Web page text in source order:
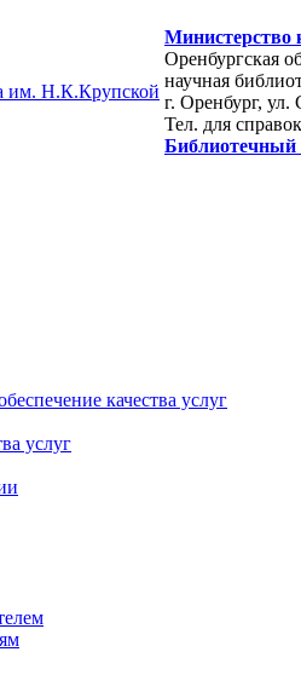
Министерство
Оренбургская
научная
г. Оренбург, ул.
Тел. для
Библиотечный
качества услуг
услуг